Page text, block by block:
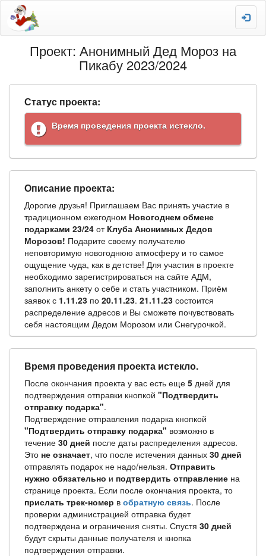
Проект: Анонимный Дед Мороз на
Пикабу 2023/2024
Статус проекта:
Время проведения проекта истекло.
Описание проекта:
Дорогие друзья! Приглашаем Вас принять участие в
традиционном ежегодном Новогоднем обмене
подарками 23/24 от Клуба Анонимных Дедов
Морозов! Подарите своему получателю
неповторимую новогоднюю атмосферу и то самое
ощущение чуда, как в детстве! Для участия в проекте
необходимо зарегистрироваться на сайте АДМ,
заполнить анкету о себе и стать участником. Приём
заявок с 1.11.23 по 20.11.23. 21.11.23 состоится
распределение адресов и Вы сможете почувствовать
себя настоящим Дедом Морозом или Снегурочкой.
Время проведения проекта истекло.
После окончания проекта у вас есть еще 5 дней для
подтверждения отправки кнопкой "Подтвердить
отправку подарка".
Подтверждение отправления подарка кнопкой
"Подтвердить отправку подарка" возможно в
течение 30 дней после даты распределения адресов.
Это не означает, что после истечения данных 30 дней
отправлять подарок не надо/нельзя. Отправить
нужно обязательно и подтвердить отправление на
странице проекта. Если после окончания проекта, то
прислать трек-номер в обратную связь. После
проверки администрацией отправка будет
подтверждена и ограничения сняты. Спустя 30 дней
будут скрыты данные получателя и кнопка
подтверждения отправки.